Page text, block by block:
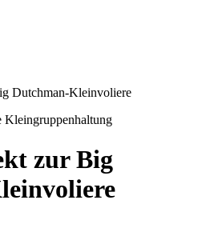
Dutchman-Kleinvoliere
Kleingruppenhaltung
zur Big